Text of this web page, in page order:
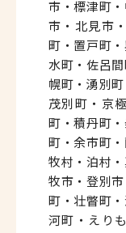
市・標津町
市・北見市
町・置戸町
水町・佐呂
幌町・湧別
茂別町・京
町・積丹町
町・余市町
牧村・泊村
牧市・登別
町・壮瞥町
河町・えり